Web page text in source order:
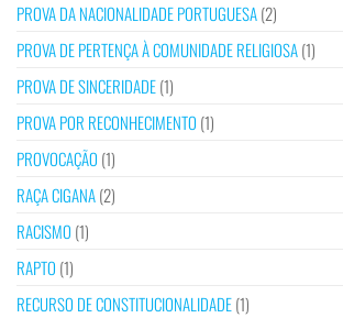
PROVA DA NACIONALIDADE PORTUGUESA(2)
PROVA DE PERTENÇA À COMUNIDADE RELIGIOSA(1)
PROVA DE SINCERIDADE(1)
PROVA POR RECONHECIMENTO (1)
PROVOCAÇÃO (1)
RAÇA CIGANA(2)
RACISMO (1)
RAPTO (1)
RECURSO DE CONSTITUCIONALIDADE(1)